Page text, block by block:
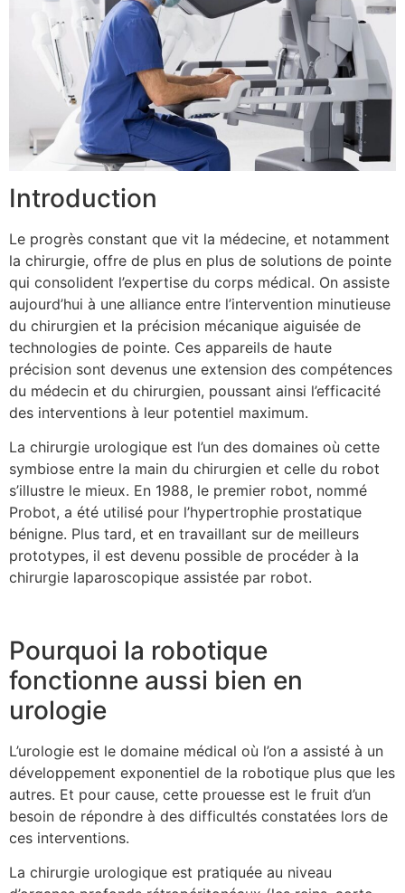
Introduction
Le progrès constant que vit la médecine, et notamment
la chirurgie, offre de plus en plus de solutions de pointe
qui consolident l’expertise du corps médical. On assiste
aujourd’hui à une alliance entre l’intervention minutieuse
du chirurgien et la précision mécanique aiguisée de
technologies de pointe. Ces appareils de haute
précision sont devenus une extension des compétences
du médecin et du chirurgien, poussant ainsi l’efficacité
des interventions à leur potentiel maximum.
La chirurgie urologique est l’un des domaines où cette
symbiose entre la main du chirurgien et celle du robot
s’illustre le mieux. En 1988, le premier robot, nommé
Probot, a été utilisé pour l’hypertrophie prostatique
bénigne. Plus tard, et en travaillant sur de meilleurs
prototypes, il est devenu possible de procéder à la
chirurgie laparoscopique assistée par robot.
Pourquoi la robotique
fonctionne aussi bien en
urologie
L’urologie est le domaine médical où l’on a assisté à un
développement exponentiel de la robotique plus que les
autres. Et pour cause, cette prouesse est le fruit d’un
besoin de répondre à des difficultés constatées lors de
ces interventions.
La chirurgie urologique est pratiquée au niveau